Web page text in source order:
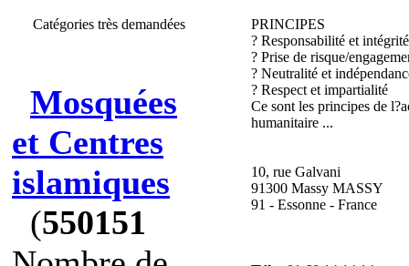
Catégories très demandées
Mosquées
et Centres
islamiques
(550151
PRINCIPES
? Responsabilité et intégrité
? Prise de risque/
? Neutralité et
? Respect et impartialité
Ce sont les principes de
humanitaire ...
10, rue Galvani
91300 Massy MASSY
91 - Essonne - France